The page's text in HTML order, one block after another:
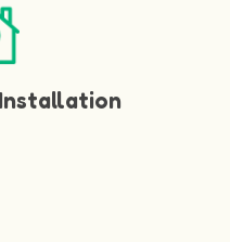
Installation